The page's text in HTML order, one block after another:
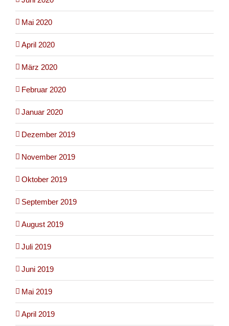
Mai 2020
April 2020
März 2020
Februar 2020
Januar 2020
Dezember 2019
November 2019
Oktober 2019
September 2019
August 2019
Juli 2019
Juni 2019
Mai 2019
April 2019